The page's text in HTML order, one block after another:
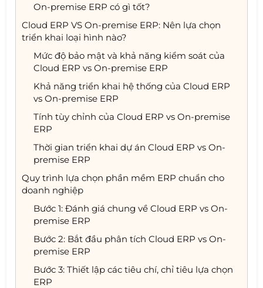
On-premise ERP có gì tốt?
Cloud ERP VS On-premise ERP: Nên lựa chọn
triển khai loại hình nào?
Mức độ bảo mật và khả năng kiểm soát của
Cloud ERP vs On-premise ERP
Khả năng triển khai hệ thống của Cloud ERP
vs On-premise ERP
Tính tùy chỉnh của Cloud ERP vs On-premise
ERP
Thời gian triển khai dự án Cloud ERP vs On-
premise ERP
Quy trình lựa chọn phần mềm ERP chuẩn cho
doanh nghiệp
Bước 1: Đánh giá chung về Cloud ERP vs On-
premise ERP
Bước 2: Bắt đầu phân tích Cloud ERP vs On-
premise ERP
Bước 3: Thiết lập các tiêu chí, chỉ tiêu lựa chọn
ERP